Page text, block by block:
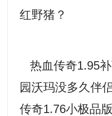
红野猪？
热血传奇1.95
园沃玛没多久伴
传奇1.76小极品